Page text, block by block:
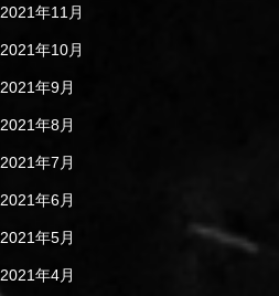
2021年11月
2021年10月
2021年9月
2021年8月
2021年7月
2021年6月
2021年5月
2021年4月